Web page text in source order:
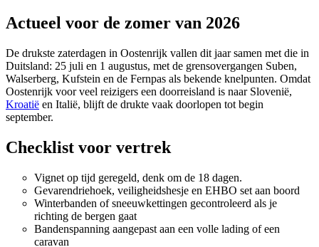
Actueel voor de zomer van 2026
De drukste zaterdagen in Oostenrijk vallen dit jaar samen met die in
Duitsland: 25 juli en 1 augustus, met de grensovergangen Suben,
Walserberg, Kufstein en de Fernpas als bekende knelpunten. Omdat
Oostenrijk voor veel reizigers een doorreisland is naar Slovenië,
Kroatië en Italië, blijft de drukte vaak doorlopen tot begin
september.
Checklist voor vertrek
Vignet op tijd geregeld, denk om de 18 dagen.
Gevarendriehoek, veiligheidshesje en EHBO set aan boord
Winterbanden of sneeuwkettingen gecontroleerd als je
richting de bergen gaat
Bandenspanning aangepast aan een volle lading of een
caravan